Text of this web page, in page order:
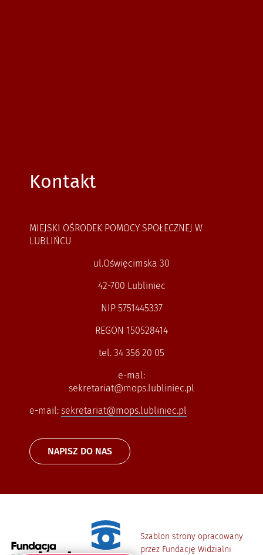
Kontakt
MIEJSKI OŚRODEK POMOCY SPOŁECZNEJ W
LUBLIŃCU
ul.Oświęcimska 30
42-700 Lubliniec
NIP 5751445337
REGON 150528414
tel. 34 356 20 05
e-mal:
sekretariat@mops.lubliniec.pl
e-mail: sekretariat@mops.lubliniec.pl
NAPISZ DO NAS
Szablon strony opracowany
przez Fundację Widzialni